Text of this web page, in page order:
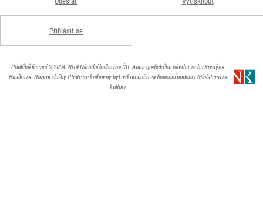
Přihlásit se
Podléhá licenci© 2004-2014Národní knihovna ČR. Autor grafického návrhu webu Kristýna
Hasíková. Rozvoj služby Ptejte se knihovny byl uskutečněn za finanční podpory Ministerstva
kultury